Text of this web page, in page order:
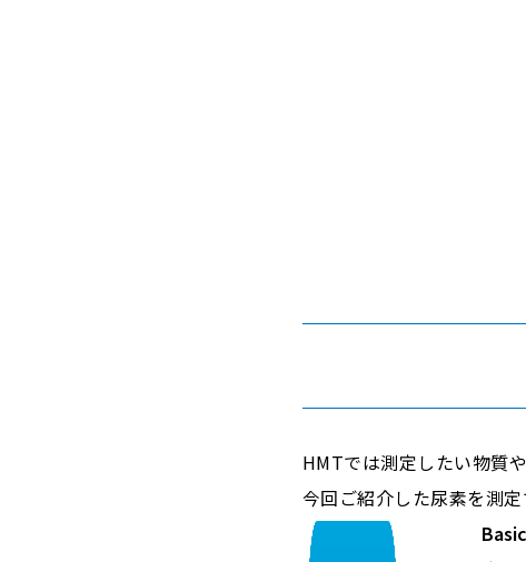
HMTでは測定したい物質
今回ご紹介した尿素を測